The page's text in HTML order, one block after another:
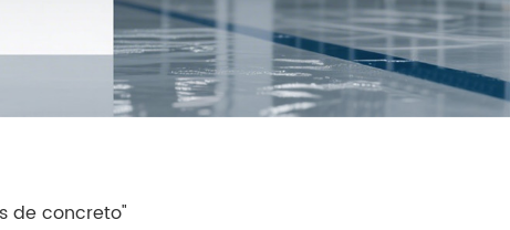
Español
Português
العربية
de concreto"